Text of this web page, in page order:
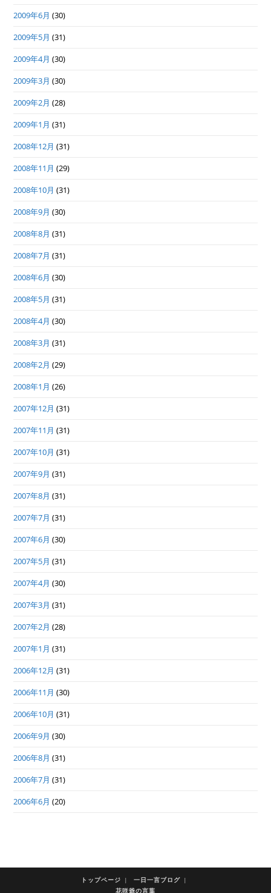
2009年6月 (30)
2009年5月 (31)
2009年4月 (30)
2009年3月 (30)
2009年2月 (28)
2009年1月 (31)
2008年12月 (31)
2008年11月 (29)
2008年10月 (31)
2008年9月 (30)
2008年8月 (31)
2008年7月 (31)
2008年6月 (30)
2008年5月 (31)
2008年4月 (30)
2008年3月 (31)
2008年2月 (29)
2008年1月 (26)
2007年12月 (31)
2007年11月 (31)
2007年10月 (31)
2007年9月 (31)
2007年8月 (31)
2007年7月 (31)
2007年6月 (30)
2007年5月 (31)
2007年4月 (30)
2007年3月 (31)
2007年2月 (28)
2007年1月 (31)
2006年12月 (31)
2006年11月 (30)
2006年10月 (31)
2006年9月 (30)
2006年8月 (31)
2006年7月 (31)
2006年6月 (20)
トップページ
一日一言ブログ
花咲爺の言葉